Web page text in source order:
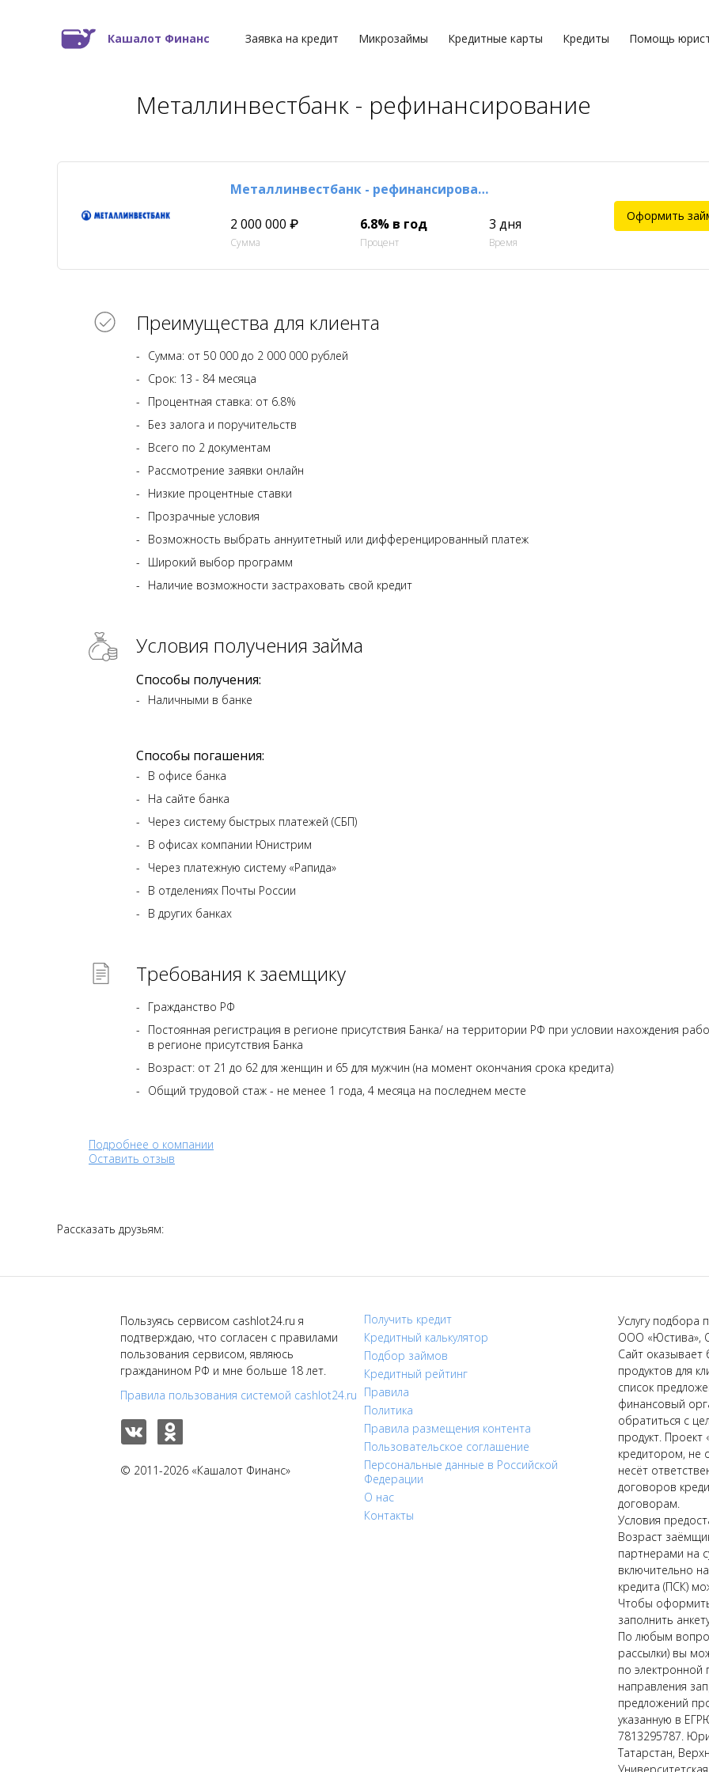
Кашалот Финанс Заявка на кредит Микрозаймы Кредитные карты Кредиты Помощь
Металлинвестбанк - рефинансирование
Металлинвестбанк - рефинансирование
2 000 000 ₽
Сумма
6.8% в год
Процент
3 дня
Время
Оформить
Преимущества для клиента
Сумма: от 50 000 до 2 000 000 рублей
Срок: 13 - 84 месяца
Процентная ставка: от 6.8%
Без залога и поручительств
Всего по 2 документам
Рассмотрение заявки онлайн
Низкие процентные ставки
Прозрачные условия
Возможность выбрать аннуитетный или дифференцированный платеж
Широкий выбор программ
Наличие возможности застраховать свой кредит
Условия получения займа
Способы получения:
Наличными в банке
Способы погашения:
В офисе банка
На сайте банка
Через систему быстрых платежей (СБП)
В офисах компании Юнистрим
Через платежную систему «Рапида»
В отделениях Почты России
В других банках
Требования к заемщику
Гражданство РФ
Постоянная регистрация в регионе присутствия Банка/ на территории РФ при условии нахождения
в регионе присутствия Банка
Возраст: от 21 до 62 для женщин и 65 для мужчин (на момент окончания срока кредита)
Общий трудовой стаж - не менее 1 года, 4 месяца на последнем месте
Подробнее о компании
Оставить отзыв
Рассказать друзьям:
Пользуясь сервисом cashlot24.ru я
подтверждаю, что согласен с правилами
пользования сервисом, являюсь
гражданином РФ и мне больше 18 лет.
Правила пользования системой cashlot24.ru
© 2011-2026 «Кашалот Финанс»
Получить кредит
Кредитный калькулятор
Подбор займов
Кредитный рейтинг
Правила
Политика
Правила размещения контента
Пользовательское соглашение
Персональные данные в Российской
Федерации
О нас
Контакты
Услугу подбора
ООО «Юстива»,
Сайт оказывает
продуктов для
список
финансовый
обратиться с
продукт. Проект
кредитором, не
несёт
договоров
договорам.
Условия
Возраст
партнерами на
включительно
кредита (ПСК)
Чтобы
заполнить
По любым
рассылки) вы
по электронной
направления
предложений
указанную в
7813295787.
Татарстан,